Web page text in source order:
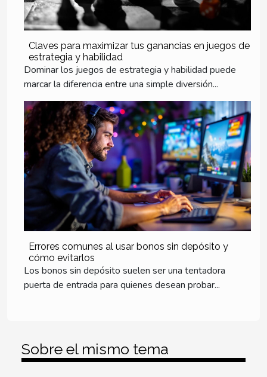
Claves para maximizar tus ganancias en juegos de
estrategia y habilidad
Dominar los juegos de estrategia y habilidad puede
marcar la diferencia entre una simple diversión...
Errores comunes al usar bonos sin depósito y
cómo evitarlos
Los bonos sin depósito suelen ser una tentadora
puerta de entrada para quienes desean probar...
Sobre el mismo tema